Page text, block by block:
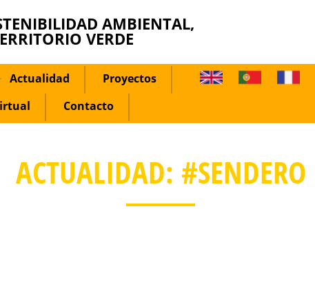
AMBIENTAL,
VERDE
Actualidad
Proyectos
Contacto
ACTUALIDAD: #SENDERO